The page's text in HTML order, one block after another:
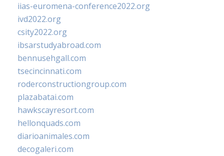
iias-euromena-conference2022.org
ivd2022.org
csity2022.org
ibsarstudyabroad.com
bennusehgall.com
tsecincinnati.com
roderconstructiongroup.com
plazabatai.com
hawkscayresort.com
hellonquads.com
diarioanimales.com
decogaleri.com